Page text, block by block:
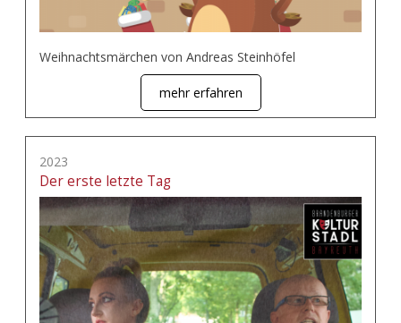
Weihnachtsmärchen von Andreas Steinhöfel
mehr erfahren
2023
Der erste letzte Tag